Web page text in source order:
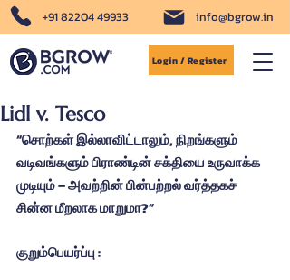
+91 82204 49933 info@bgrow.in
Login / Register
Lidl v. Tesco
“சொற்கள் இல்லாவிட்டாலும், நிறங்களும்
வடிவங்களும் பிராண்டின் சக்தியை உருவாக்க
முடியும் – அவற்றின் பின்பற்றல் வர்த்தகச்
சின்ன மீறலாக மாறுமா?”
குறும்பெயர்ப்பு :